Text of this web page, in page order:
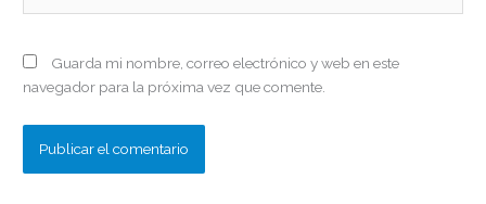
Guarda mi nombre, correo electrónico y web en este
navegador para la próxima vez que comente.